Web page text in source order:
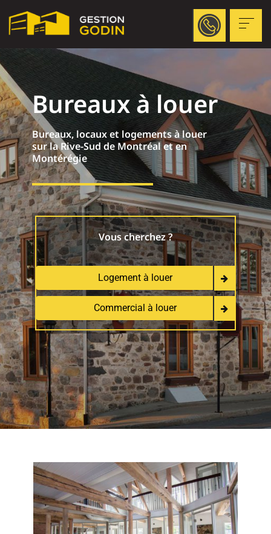
Bureaux à louer
Bureaux, locaux et logements à louer
sur la Rive-Sud de Montréal et en
Montérégie
Vous cherchez ?
Logement à louer
Commercial à louer